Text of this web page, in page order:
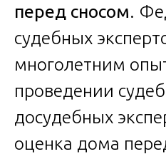
перед сносом.
судебных
многолетним
проведении
досудебных
оценка дома